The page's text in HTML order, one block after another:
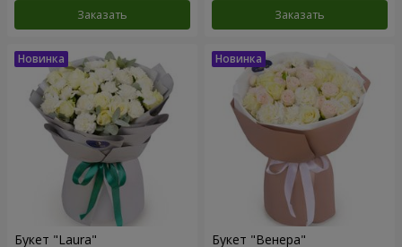
Заказать Заказать
Букет "Laura" Букет "Венера"